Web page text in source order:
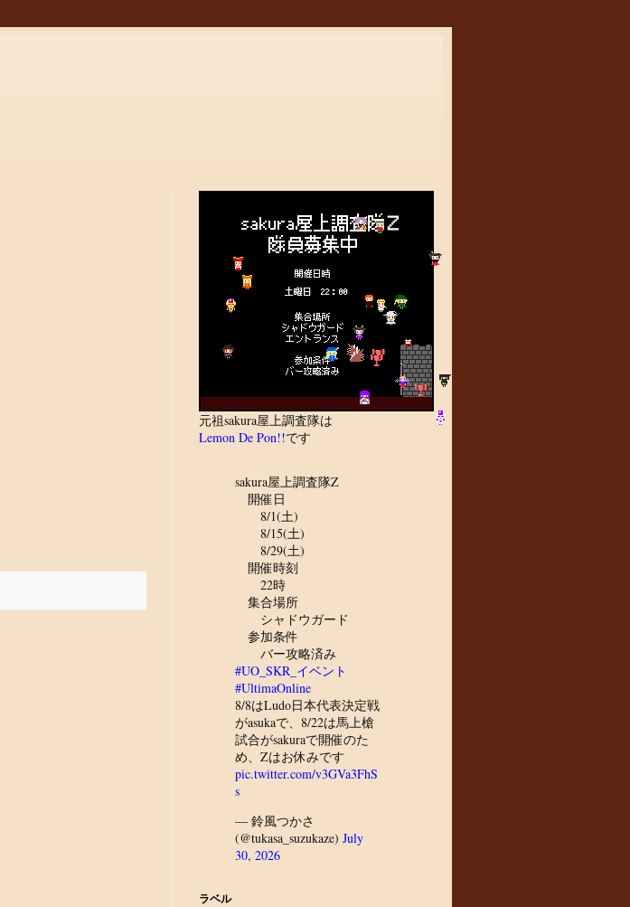
元祖sakura屋上調査隊は
Lemon De Pon!!です
sakura屋上調査隊Z
開催日
8/1(土)
8/15(土)
8/29(土)
開催時刻
22時
集合場所
シャドウガード
参加条件
バー攻略済み
#UO_SKR_イベント
#UltimaOnline
8/8はLudo日本代表決定戦
がasukaで、8/22は馬上槍
試合がsakuraで開催のた
め、Zはお休みです
pic.twitter.com/v3GVa3FhS
s
— 鈴風つかさ
(@tukasa_suzukaze) July
30, 2026
ラベル